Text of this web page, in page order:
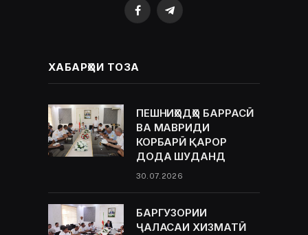
FacebookTelegram
ХАБАРҲОИ ТОЗА
ПЕШНИҲОДҲО БАРРАСӢ
ВА МАВРИДИ
КОРБАРӢ ҚАРОР
ДОДА ШУДАНД
30.07.2026
БАРГУЗОРИИ
ҶАЛАСАИ ХИЗМАТӢ